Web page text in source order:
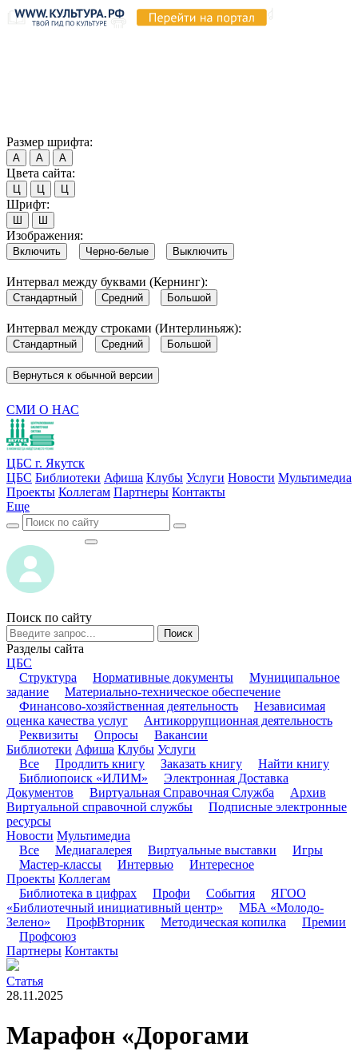
Размер шрифта:
А А А
Цвета сайта:
Ц Ц Ц
Шрифт:
Ш Ш
Изображения:
Включить Черно-белые Выключить
Интервал между буквами (Кернинг):
Стандартный Средний Большой
Интервал между строками (Интерлиньяж):
Стандартный Средний Большой
Вернуться к обычной версии
СМИ О НАС
ЦБС г. Якутск
ЦБС Библиотеки Афиша Клубы Услуги Новости Мультимедиа
Проекты Коллегам Партнеры Контакты
Еще
Поиск по сайту
Поиск
Разделы сайта
ЦБС
Структура
Нормативные документы
Муниципальное
задание
Материально-техническое обеспечение
Финансово-хозяйственная деятельность
Независимая
оценка качества услуг
Антикоррупционная деятельность
Реквизиты
Опросы
Вакансии
Библиотеки Афиша Клубы Услуги
Все
Продлить книгу Заказать книгу
Найти книгу
Библиопоиск «ИЛИМ»
Электронная Доставка
Документов
Виртуальная Справочная Служба
Архив
Виртуальной справочной службы
Подписные электронные
ресурсы
Новости Мультимедиа
Все
Медиагалерея Виртуальные выставки
Игры
Мастер-классы
Интервью
Интересное
Проекты Коллегам
Библиотека в цифрах
Профи События
ЯГОО
«Библиотечный инициативный центр»
МБА «Молодо-
Зелено»
ПрофВторник Методическая копилка
Премии
Профсоюз
Партнеры Контакты
Статья
28.11.2025
Марафон «Дорогами